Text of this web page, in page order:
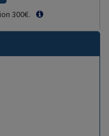
300€.